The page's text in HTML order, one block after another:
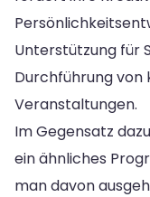
Unterstützung für
Durchführung von
Veranstaltungen.
Im Gegensatz
ein ähnliches
man davon